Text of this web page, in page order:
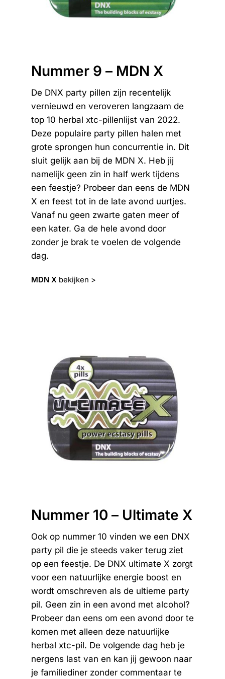
Nummer 9 – MDN X
De DNX party pillen zijn recentelijk
vernieuwd en veroveren langzaam de
top 10 herbal xtc-pillenlijst van 2022.
Deze populaire party pillen halen met
grote sprongen hun concurrentie in. Dit
sluit gelijk aan bij de MDN X. Heb jij
namelijk geen zin in half werk tijdens
een feestje? Probeer dan eens de MDN
X en feest tot in de late avond uurtjes.
Vanaf nu geen zwarte gaten meer of
een kater. Ga de hele avond door
zonder je brak te voelen de volgende
dag.
MDN Xbekijken >
Nummer 10 – Ultimate X
Ook op nummer 10 vinden we een DNX
party pil die je steeds vaker terug ziet
op een feestje. De DNX ultimate X zorgt
voor een natuurlijke energie boost en
wordt omschreven als de ultieme party
pil. Geen zin in een avond met alcohol?
Probeer dan eens om een avond door te
komen met alleen deze natuurlijke
herbal xtc-pil. De volgende dag heb je
nergens last van en kan jij gewoon naar
je familiediner zonder commentaar te